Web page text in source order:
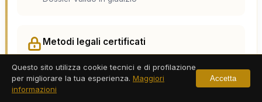
Metodi legali certificati
Questo sito utilizza cookie tecnici e di profilazione
per migliorare la tua esperienza. Maggiori
informazioni
Accetta